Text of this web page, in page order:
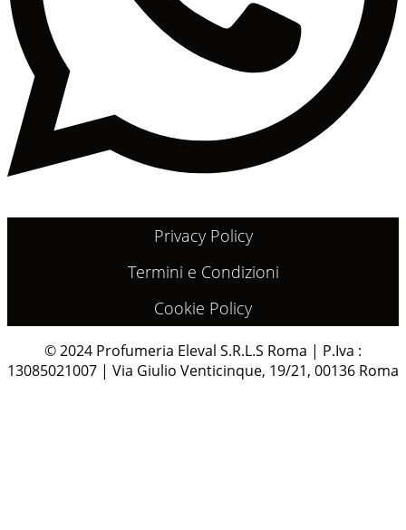
Privacy Policy
Termini e Condizioni
Cookie Policy
© 2024 Profumeria Eleval S.R.L.S Roma | P.Iva :
13085021007 | Via Giulio Venticinque, 19/21, 00136 Roma